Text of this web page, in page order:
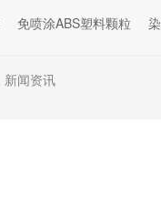
免喷涂ABS塑料颗粒
新闻资讯